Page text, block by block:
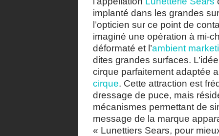
implanté dans les grandes
l’opticien sur ce point de
imaginé une opération à mi-
déformaté et l’ambient
dites grandes surfaces.
cirque parfaitement adaptée
cirque. Cette attraction est
dressage de puce, mais
mécanismes permettant de
message de la marque
« Lunettiers Sears, pour